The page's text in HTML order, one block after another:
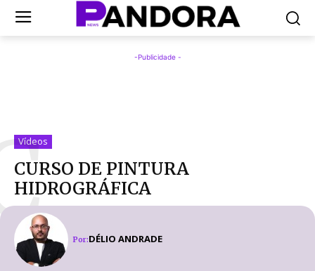
-Publicidade -
Vídeos
CURSO DE PINTURA
HIDROGRÁFICA
Por:DÉLIO ANDRADE